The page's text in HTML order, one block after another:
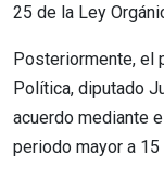
25 de la Ley
Posteriormente, el
Política, diputado
acuerdo mediante
periodo mayor a